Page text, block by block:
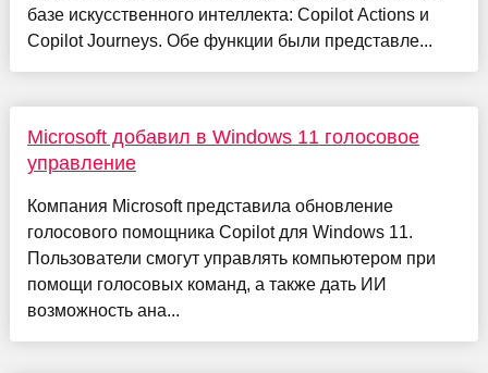
базе искусственного интеллекта: Copilot Actions и
Copilot Journeys. Обе функции были представле...
Microsoft добавил в Windows 11 голосовое
управление
Компания Microsoft представила обновление
голосового помощника Copilot для Windows 11.
Пользователи смогут управлять компьютером при
помощи голосовых команд, а также дать ИИ
возможность ана...